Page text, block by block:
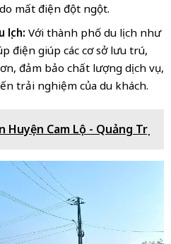
mất điện đột ngột.
lịch: Với thành phố du lịch như
điện giúp các cơ sở lưu trú,
đảm bảo chất lượng dịch vụ,
trải nghiệm của du khách.
Huyện Cam Lộ - Quảng Trị